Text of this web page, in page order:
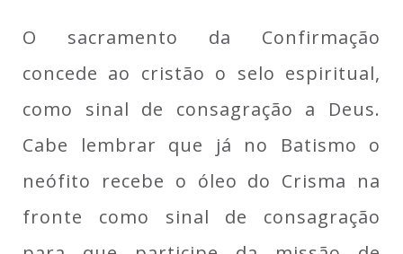
O sacramento da Confirmação
concede ao cristão o selo espiritual,
como sinal de consagração a Deus.
Cabe lembrar que já no Batismo o
neófito recebe o óleo do Crisma na
fronte como sinal de consagração